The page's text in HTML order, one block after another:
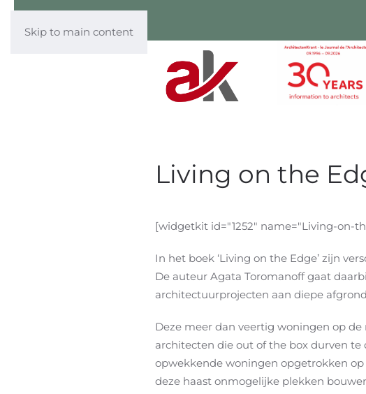
Skip to main content
Living on the
[widgetkit id="1252" name="Living-on-
In het boek ‘Living on the Edge’ zijn
De auteur Agata Toromanoff gaat
architectuurprojecten aan diepe
Deze meer dan veertig woningen op
architecten die out of the box durven
opwekkende woningen opgetrokken
deze haast onmogelijke plekken